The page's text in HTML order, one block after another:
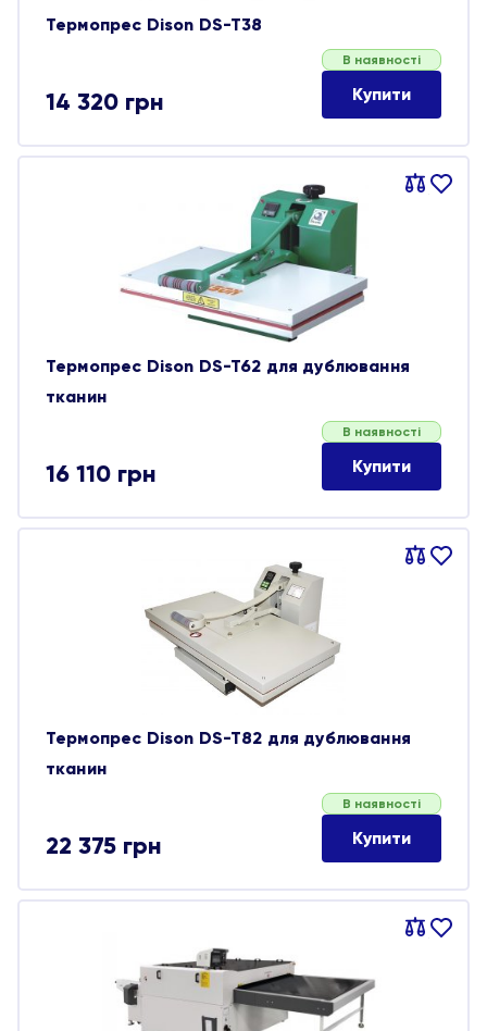
Термопрес Dison DS-T38
14 320 грн
В наявності
Купити
Порівняти
В
Термопрес Dison DS-T62 для дублювання
тканин
16 110 грн
В наявності
Купити
Порівняти
В
Термопрес Dison DS-T82 для дублювання
тканин
22 375 грн
В наявності
Купити
Порівняти
В